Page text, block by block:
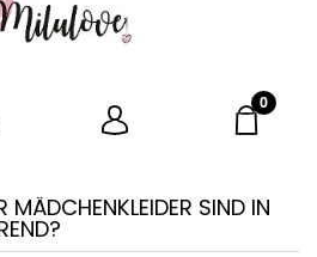
MÄDCHENKLEIDER SIND IN